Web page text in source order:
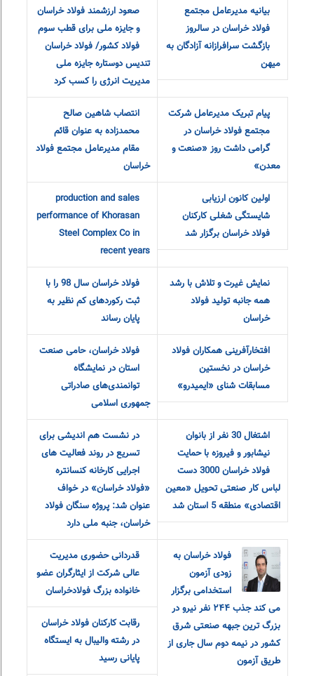
بیانیه مدیرعامل مجتمع
فولاد خراسان در سالروز
بازگشت سرافرازانه آزادگان به
میهن
صعود ارزشمند فولاد خراسان
و جایزه ملی برای قطب سوم
فولاد کشور/ فولاد خراسان
تندیس دوستاره جایزه ملی
مدیریت انرژی را کسب کرد
پیام تبریک مدیرعامل شرکت
مجتمع فولاد خراسان در
گرامی داشت روز «صنعت و
معدن»
انتصاب شاهین صالح
محمدزاده به عنوان قائم
مقام مدیرعامل مجتمع فولاد
خراسان
اولین کانون ارزیابی
شایستگی شغلی کارکنان
فولاد خراسان برگزار شد
production and sales
performance of Khorasan
Steel Complex Co in
recent years
نمایش غیرت و تلاش با رشد
همه جانبه تولید فولاد
خراسان
فولاد خراسان سال 98 را با
ثبت رکوردهای کم نظیر به
پایان رساند
افتخارآفرینی همکاران فولاد
خراسان در نخستین
مسابقات شنای «ایمیدرو»
فولاد خراسان، حامی صنعت
استان در نمایشگاه
توانمندی‌های صادراتی
جمهوری اسلامی
اشتغال 30 نفر از بانوان
نیشابور و فیروزه با حمایت
فولاد خراسان 3000 دست
لباس کار صنعتی تحویل «معین
اقتصادی» منطقه 5 استان شد
در نشست هم اندیشی برای
تسریع در روند فعالیت های
اجرایی کارخانه کنسانتره
«فولاد خراسان» در خواف
عنوان شد: پروژه سنگان فولاد
خراسان، جنبه ملی دارد
فولاد خراسان به
زودی آزمون
استخدامی برگزار
می کند جذب ٢۴۴ نفر نیرو در
بزرگ ترین جبهه صنعتی شرق
کشور در نیمه دوم سال جاری از
طریق آزمون
قدردانی حضوری مدیریت
عالی شرکت از ایثارگران عضو
خانواده‌ بزرگ‌ فولادخراسان
رقابت کارکنان فولاد خراسان
در رشته والیبال به ایستگاه
پایانی رسید